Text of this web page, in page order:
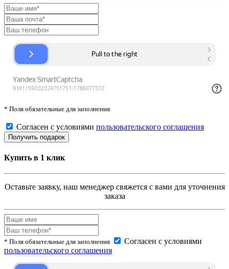
* Поля обязательные для заполнения
Согласен с условиями пользовательского соглашения
Купить в 1 клик
Оставьте заявку, наш менеджер свяжется с вами для уточнения
заказа
* Поля обязательные для заполнения
Согласен с условиями
пользовательского соглашения